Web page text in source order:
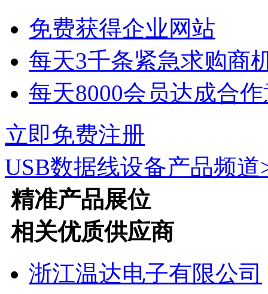
免费获得企业网站
每天3千条紧急求购商
每天8000会员达成合
立即免费注册
USB数据线设备产品频道
精准产品展位
相关优质供应商
浙江温达电子有限公司